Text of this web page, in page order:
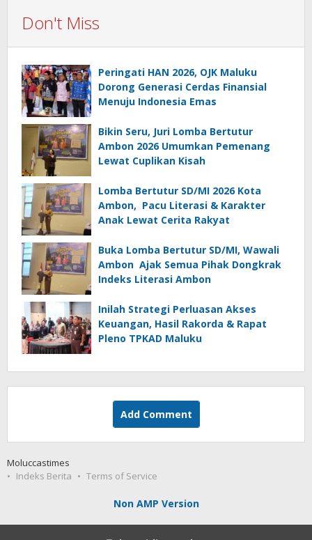
Don't Miss
Peringati HAN 2026, OJK Maluku
Dorong Generasi Cerdas Finansial
Menuju Indonesia Emas
Bikin Seru, Juri Lomba Bertutur
Ambon 2026 Umumkan Pemenang
Lewat Cuplikan Kisah
Lomba Bertutur SD/MI 2026 Kota
Ambon, Pacu Literasi & Karakter
Anak Lewat Cerita Rakyat
Buka Lomba Bertutur SD/MI, Wawali
Ambon Ajak Semua Pihak Dongkrak
Indeks Literasi Ambon
Inilah Strategi Perluasan Akses
Keuangan, Hasil Rakorda & Rapat
Pleno TPKAD Maluku
Add Comment
Moluccastimes
Indeks Berita
Terms of Service
Non AMP Version